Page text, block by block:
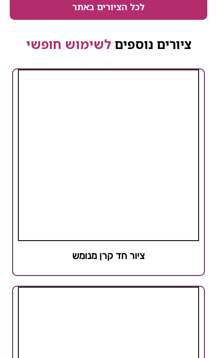
לכל הציורים באתר
ציורים נוספים לשימוש חופשי
ציור חד קרן מנומש